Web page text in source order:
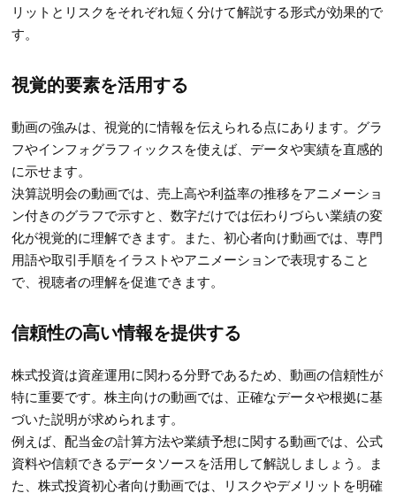
リットとリスクをそれぞれ短く分けて解説する形式が効果的で
す。
視覚的要素を活用する
動画の強みは、視覚的に情報を伝えられる点にあります。グラ
フやインフォグラフィックスを使えば、データや実績を直感的
に示せます。
決算説明会の動画では、売上高や利益率の推移をアニメーショ
ン付きのグラフで示すと、数字だけでは伝わりづらい業績の変
化が視覚的に理解できます。また、初心者向け動画では、専門
用語や取引手順をイラストやアニメーションで表現すること
で、視聴者の理解を促進できます。
信頼性の高い情報を提供する
株式投資は資産運用に関わる分野であるため、動画の信頼性が
特に重要です。株主向けの動画では、正確なデータや根拠に基
づいた説明が求められます。
例えば、配当金の計算方法や業績予想に関する動画では、公式
資料や信頼できるデータソースを活用して解説しましょう。ま
た、株式投資初心者向け動画では、リスクやデメリットを明確